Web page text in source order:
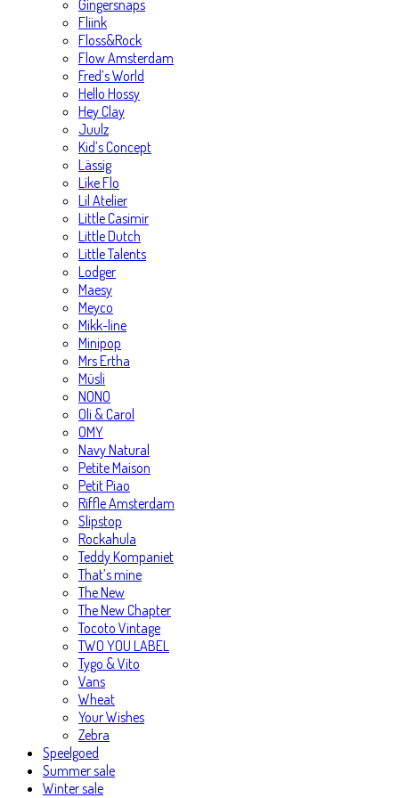
Gingersnaps
Fliink
Floss&Rock
Flow Amsterdam
Fred’s World
Hello Hossy
Hey Clay
Juulz
Kid’s Concept
Lässig
Like Flo
Lil Atelier
Little Casimir
Little Dutch
Little Talents
Lodger
Maesy
Meyco
Mikk-line
Minipop
Mrs Ertha
Müsli
NONO
Oli & Carol
OMY
Navy Natural
Petite Maison
Petit Piao
Riffle Amsterdam
Slipstop
Rockahula
Teddy Kompaniet
That’s mine
The New
The New Chapter
Tocoto Vintage
TWO YOU LABEL
Tygo & Vito
Vans
Wheat
Your Wishes
Zebra
Speelgoed
Summer sale
Winter sale